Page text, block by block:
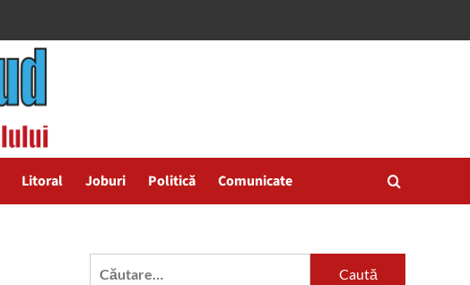
Litoral Joburi Politică Comunicate
Caută